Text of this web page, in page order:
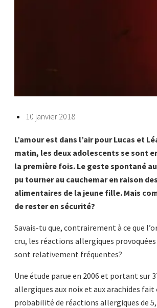
10 janvier 2018
L’amour est dans l’air pour Lucas et
matin, les deux adolescents se sont
la première fois. Le geste spontané
pu tourner au cauchemar en raison
alimentaires de la jeune fille. Mais
de rester en sécurité?
Savais-tu que, contrairement à ce que
cru, les réactions allergiques
sont relativement fréquentes?
Une étude parue en 2006 et portant sur
allergiques aux noix et aux arachides fait
probabilité de réactions allergiques de